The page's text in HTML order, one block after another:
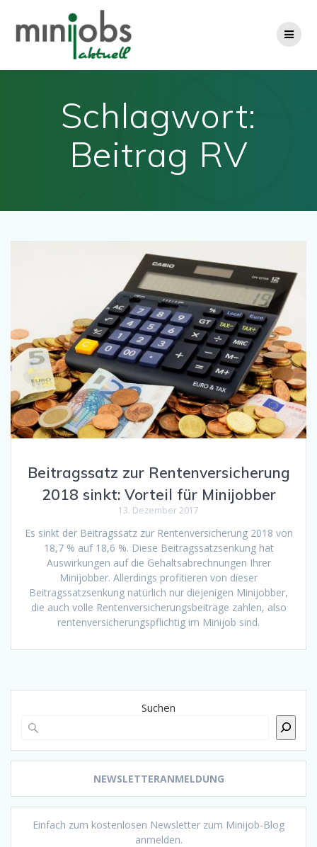
Schlagwort:
Beitrag RV
Beitragssatz zur Rentenversicherung
2018 sinkt: Vorteil für Minijobber
13. Dezember 2017
Es sinkt der Beitragssatz zur Rentenversicherung 2018 von
18,7 % auf 18,6 %. Diese Beitragssatzsenkung hat
Auswirkungen auf die Gehaltsabrechnungen Ihrer
Minijobber. Allerdings profitieren von dieser
Beitragssatzsenkung natürlich nur diejenigen Minijobber,
die auch volle Rentenversicherungsbeiträge zahlen, also
rentenversicherungspflichtig im Minijob sind.
Suchen
NEWSLETTERANMELDUNG
Einfach zum kostenlosen Newsletter zum Minijob-Blog
anmelden.